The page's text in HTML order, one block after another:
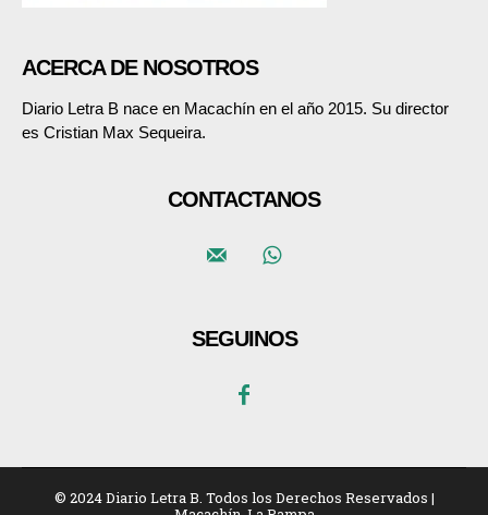
ACERCA DE NOSOTROS
Diario Letra B nace en Macachín en el año 2015. Su director
es Cristian Max Sequeira.
CONTACTANOS
SEGUINOS
© 2024 Diario Letra B. Todos los Derechos Reservados |